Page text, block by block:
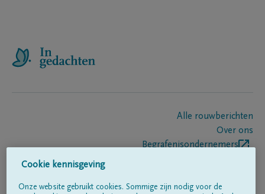
Alle rouwberichten
Over ons
Begrafenisondernemers
Cookie kennisgeving
Onze website gebruikt cookies. Sommige zijn nodig voor de